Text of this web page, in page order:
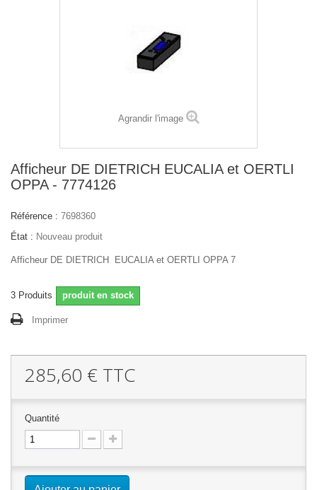
Agrandir l'image
Afficheur DE DIETRICH EUCALIA et OERTLI
OPPA - 7774126
Référence : 7698360
État : Nouveau produit
Afficheur DE DIETRICH EUCALIA et OERTLI OPPA 7
3 Produits produit en stock
Imprimer
285,60 € TTC
Quantité